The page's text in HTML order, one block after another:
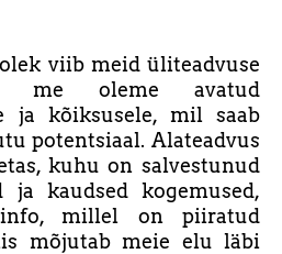
viib meid üliteadvuse
me oleme avatud
ja kõiksusele, mil saab
potentsiaal. Alateadvus
kuhu on salvestunud
ja kaudsed kogemused,
millel on piiratud
mõjutab meie elu läbi